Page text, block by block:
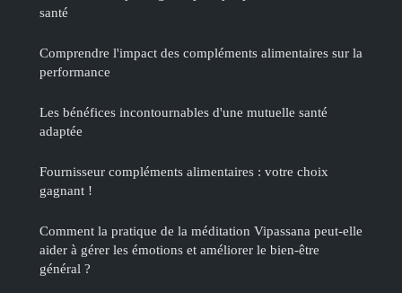
santé
Comprendre l'impact des compléments alimentaires sur la
performance
Les bénéfices incontournables d'une mutuelle santé
adaptée
Fournisseur compléments alimentaires : votre choix
gagnant !
Comment la pratique de la méditation Vipassana peut-elle
aider à gérer les émotions et améliorer le bien-être
général ?